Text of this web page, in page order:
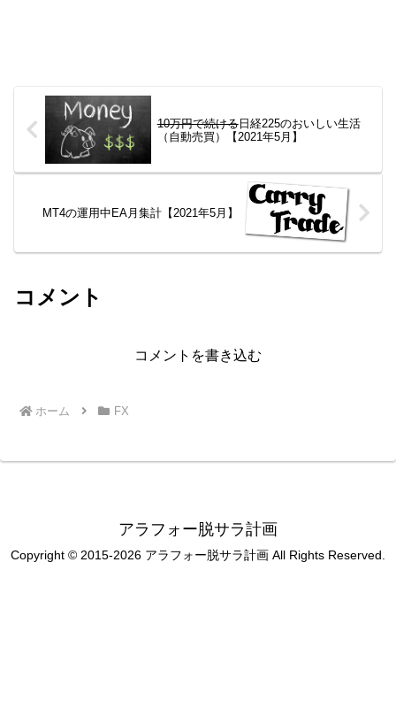
10万円で続ける日経225のおいしい生活
（自動売買）【2021年5月】
MT4の運用中EA月集計【2021年5月】
コメント
コメントを書き込む
ホーム FX
アラフォー脱サラ計画
Copyright © 2015-2026 アラフォー脱サラ計画 All Rights Reserved.